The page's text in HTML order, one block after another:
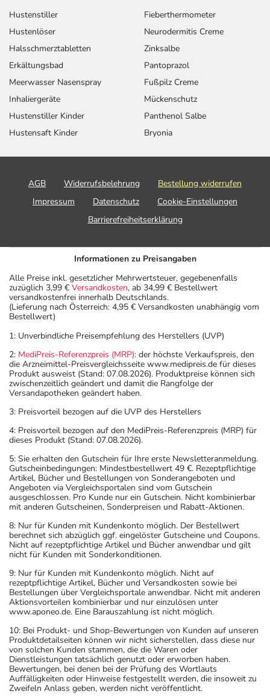
Hustenstiller
Hustenlöser
Halsschmerztabletten
Erkältungsbad
Meerwasser Nasenspray
Inhaliergeräte
Hustenstiller Kinder
Hustensaft Kinder
Fieberthermometer
Neurodermitis Creme
Zinksalbe
Pantoprazol
Fußpilz Creme
Mückenschutz
Panthenol Salbe
Bryonia
AGB Widerrufsbelehrung
Bestellung widerrufen
Impressum
Datenschutz
Cookie-Einstellungen
Barrierefreiheitserklärung
Informationen zu Preisangaben
Alle Preise inkl. gesetzlicher Mehrwertsteuer, gegebenenfalls
zuzüglich 3,99 € Versandkosten, ab 34,99 € Bestellwert
versandkostenfrei innerhalb Deutschlands.
(Lieferung nach Österreich: 4,95 € Versandkosten unabhängig vom
Bestellwert)
1: Unverbindliche Preisempfehlung des Herstellers (UVP)
2: MediPreis-Referenzpreis (MRP): der höchste Verkaufspreis, den
die Arzneimittel-Preisvergleichsseite www.medipreis.de für dieses
Produkt ausweist (Stand: 07.08.2026). Produktpreise können sich
zwischenzeitlich geändert und damit die Rangfolge der
Versandapotheken geändert haben.
3: Preisvorteil bezogen auf die UVP des Herstellers
4: Preisvorteil bezogen auf den MediPreis-Referenzpreis (MRP) für
dieses Produkt (Stand: 07.08.2026).
5: Sie erhalten den Gutschein für Ihre erste Newsletteranmeldung.
Gutscheinbedingungen: Mindestbestellwert 49 €. Rezeptpflichtige
Artikel, Bücher und Bestellungen von Sonderangeboten und
Angeboten via Vergleichsportalen sind vom Gutschein
ausgeschlossen. Pro Kunde nur ein Gutschein. Nicht kombinierbar
mit anderen Gutscheinen, Sonderpreisen und Rabatt-Aktionen.
8: Nur für Kunden mit Kundenkonto möglich. Der Bestellwert
berechnet sich abzüglich ggf. eingelöster Gutscheine und Coupons.
Nicht auf rezeptpflichtige Artikel und Bücher anwendbar und gilt
nicht für Kunden mit Sonderkonditionen.
9: Nur für Kunden mit Kundenkonto möglich. Nicht auf
rezeptpflichtige Artikel, Bücher und Versandkosten sowie bei
Bestellungen über Vergleichsportale anwendbar. Nicht mit anderen
Aktionsvorteilen kombinierbar und nur einzulösen unter
www.aponeo.de. Eine Barauszahlung ist nicht möglich.
10: Bei Produkt- und Shop-Bewertungen von Kunden auf unseren
Produktdetailseiten können wir nicht sicherstellen, dass diese nur
von solchen Kunden stammen, die die Waren oder
Dienstleistungen tatsächlich genutzt oder erworben haben.
Bewertungen, bei denen bei der Prüfung des Wortlauts
Auffälligkeiten oder Hinweise festgestellt werden, die insoweit zu
Zweifeln Anlass geben, werden nicht veröffentlicht.